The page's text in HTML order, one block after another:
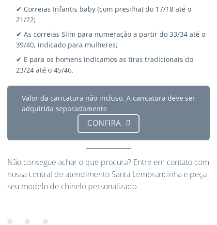
✔ Correias Infantis baby (com presilha) do 17/18 até o
21/22;
✔ As correias Slim para numeração a partir do 33/34 até o
39/40, indicado para mulheres;
✔ E para os homens indicamos as tiras tradicionais do
23/24 até o 45/46.
Valor da caricatura não incluso. A caricatura deve ser
adquirida separadamente
CONFIRA
Não consegue achar o que procura? Entre em contato com
nossa central de atendimento Santa Lembrancinha e peça
seu modelo de chinelo personalizado.